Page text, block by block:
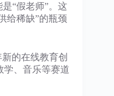
“假老师”。这
给稀缺”的瓶颈
的在线教育创
学、音乐等赛道